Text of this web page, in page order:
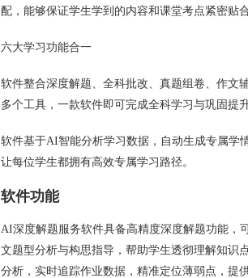
配，能够保证学生学到的内容和课堂考点紧密贴
六大学习功能合一
软件整合深度解题、全科批改、真题组卷、作文
多个工具，一款软件即可完成全科学习与巩固提升
软件基于AI智能分析学习数据，自动生成专属学
让每位学生都拥有高效专属学习路径。
软件功能
AI深度解题服务软件具备高精度深度解题功能，
文题型分析与构思指导，帮助学生透彻理解知识
分析，实时追踪作业数据，精准定位薄弱点，提